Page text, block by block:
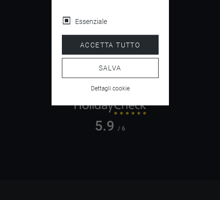
4.5
5.9 / 6
Essenziale
ACCETTA TUTTO
SALVA
Dettagli cookie